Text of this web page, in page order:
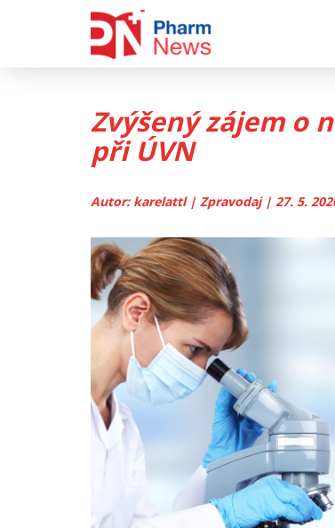
Zvýšený zájem o
při ÚVN
Autor: karelattl | Zpravodaj | 27. 5.